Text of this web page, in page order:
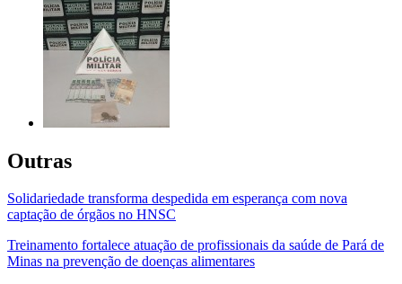
Outras
Solidariedade transforma despedida em esperança com nova
captação de órgãos no HNSC
Treinamento fortalece atuação de profissionais da saúde de Pará de
Minas na prevenção de doenças alimentares